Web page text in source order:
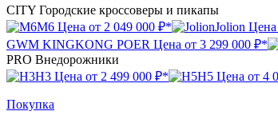
CITY Городские кроссоверы и пикапы
M6 Цена от 2 049 000 ₽* Jolion Цена
GWM KINGKONG POER Цена от 3 299 000 ₽*
PRO Внедорожники
H3 Цена от 2 499 000 ₽* H5 Цена от 4
Покупка